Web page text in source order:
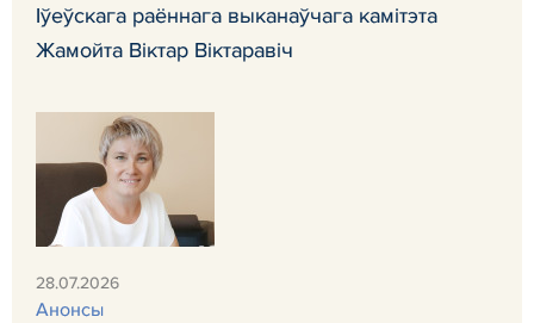
Іўеўскага раённага выканаўчага камітэта
Жамойта Віктар Віктаравіч
28.07.2026
Анонсы